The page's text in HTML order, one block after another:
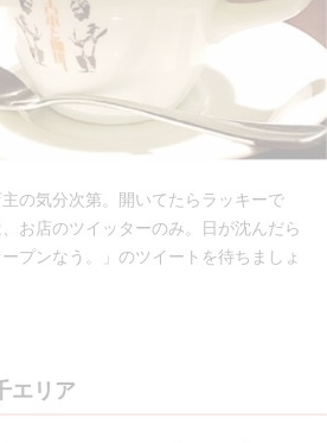
の気分次第。開いてたらラッキーで
お店のツイッターのみ。日が沈んだら
プンなう。」のツイートを待ちましょ
エリア